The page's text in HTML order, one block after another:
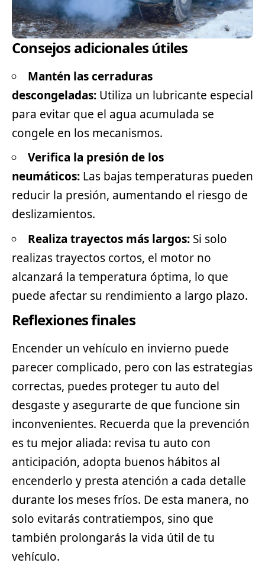
Consejos adicionales útiles
Mantén las cerraduras
descongeladas: Utiliza un lubricante especial
para evitar que el agua acumulada se
congele en los mecanismos.
Verifica la presión de los
neumáticos: Las bajas temperaturas pueden
reducir la presión, aumentando el riesgo de
deslizamientos.
Realiza trayectos más largos: Si solo
realizas trayectos cortos, el motor no
alcanzará la temperatura óptima, lo que
puede afectar su rendimiento a largo plazo.
Reflexiones finales
Encender un vehículo en invierno puede
parecer complicado, pero con las estrategias
correctas, puedes proteger tu auto del
desgaste y asegurarte de que funcione sin
inconvenientes. Recuerda que la prevención
es tu mejor aliada: revisa tu auto con
anticipación, adopta buenos hábitos al
encenderlo y presta atención a cada detalle
durante los meses fríos. De esta manera, no
solo evitarás contratiempos, sino que
también prolongarás la vida útil de tu
vehículo.